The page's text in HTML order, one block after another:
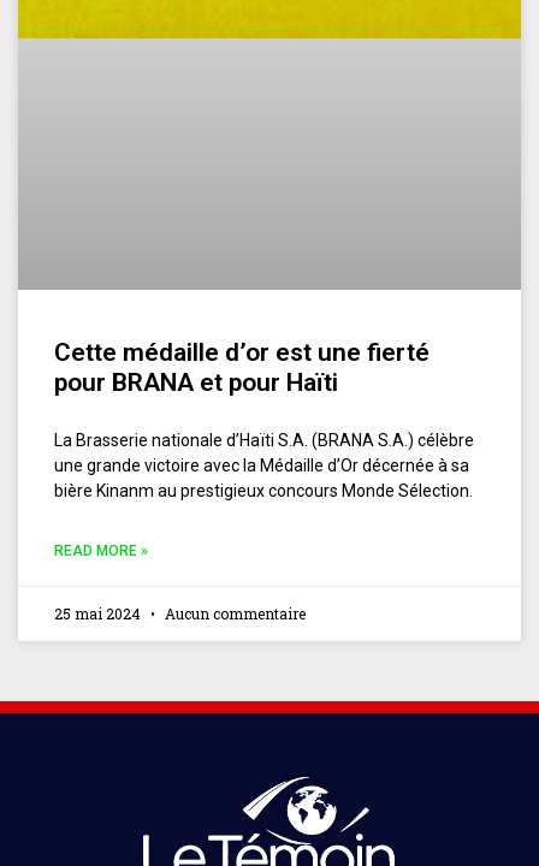
Cette médaille d’or est une fierté
pour BRANA et pour Haïti
La Brasserie nationale d’Haïti S.A. (BRANA S.A.) célèbre
une grande victoire avec la Médaille d’Or décernée à sa
bière Kinanm au prestigieux concours Monde Sélection.
READ MORE »
25 mai 2024 Aucun commentaire